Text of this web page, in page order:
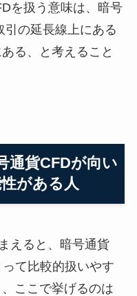
を扱う意味は、暗号
の延長線上にある
る、と考えること
通貨CFDが向い
がある人
えると、暗号通貨
て比較的扱いやす
ここで挙げるのは